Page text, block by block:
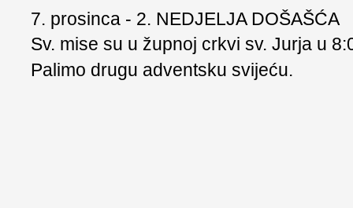
7. prosinca - 2. NEDJELJA DOŠAŠĆA
Sv. mise su u župnoj crkvi sv. Jurja u
Palimo drugu adventsku svijeću.